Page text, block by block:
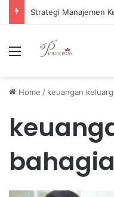
Menu
Home / keuangan
bahagia